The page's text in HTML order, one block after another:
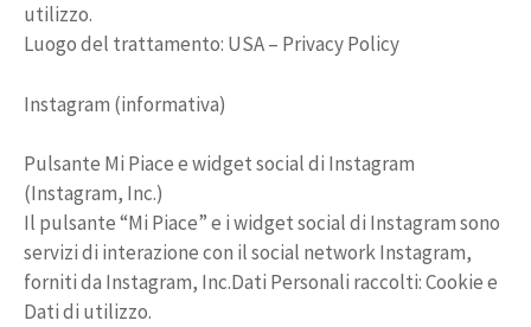
utilizzo.
Luogo del trattamento: USA – Privacy Policy
Instagram (informativa)
Pulsante Mi Piace e widget social di Instagram
(Instagram, Inc.)
Il pulsante “Mi Piace” e i widget social di Instagram sono
servizi di interazione con il social network Instagram,
forniti da Instagram, Inc.Dati Personali raccolti: Cookie e
Dati di utilizzo.